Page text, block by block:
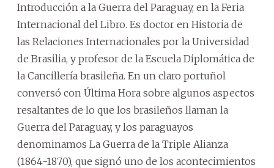
Introducción a la Guerra del Paraguay, en la Feria
Internacional del Libro. Es doctor en Historia de
las Relaciones Internacionales por la Universidad
de Brasilia, y profesor de la Escuela Diplomática de
la Cancillería brasileña. En un claro portuñol
conversó con Última Hora sobre algunos aspectos
resaltantes de lo que los brasileños llaman la
Guerra del Paraguay, y los paraguayos
denominamos La Guerra de la Triple Alianza
(1864-1870), que signó uno de los acontecimientos